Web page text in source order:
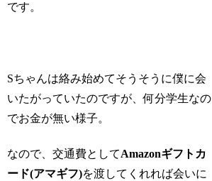
です。
Sちゃんは絡み始めてそうそうに僕に会
いたがっていたのですが、何分学生なの
でお金が無い様子。
なので、交通費としてAmazonギフトカ
ード(アマギフ)を渡してくれれば会いに